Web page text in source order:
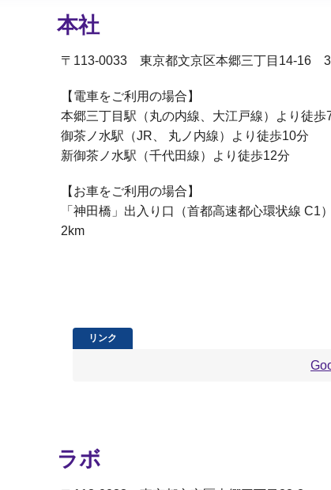
本社
〒113-0033 東京都文京区本郷三丁目14-16
【電車をご利用の場合】
本郷三丁目駅（丸の内線、大江戸線）より徒歩
御茶ノ水駅（JR、 丸ノ内線）より徒歩10分
新御茶ノ水駅（千代田線）より徒歩12分
【お車をご利用の場合】
「神田橋」出入り口（首都高速都心環状線 C1
2km
ラボ